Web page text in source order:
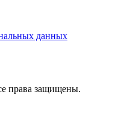
данных
права защищены.